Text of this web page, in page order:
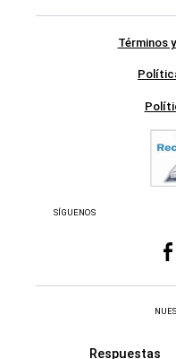
Términos
SÍGUENOS
Respuestas